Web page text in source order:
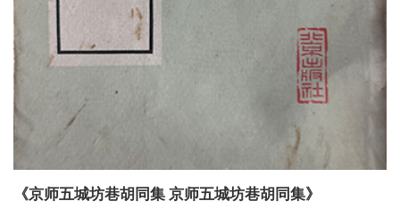
《京师五城坊巷胡同集 京师五城坊巷胡同集》